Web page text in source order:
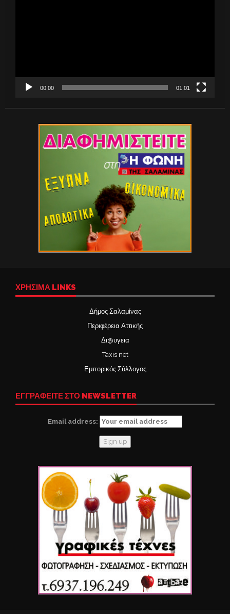
00:00 01:01
ΧΡΉΣΙΜΑ LINKS
Δήμος Σαλαμίνας
Περιφέρεια Αττικής
Δι@υγεια
Taxis net
Εμπορικός Σύλλογος
ΕΓΓΡΑΦΕΙΤΕ ΣΤΟ NEWSLETTER
Email address: